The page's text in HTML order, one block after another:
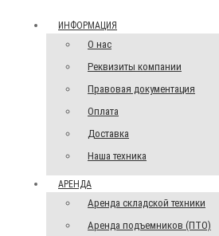
ИНФОРМАЦИЯ
О нас
Реквизиты компании
Правовая документация
Оплата
Доставка
Наша техника
АРЕНДА
Аренда складской техники
Аренда подъемников (ПТО)